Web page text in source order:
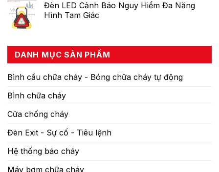
Đèn LED Cảnh Báo Nguy Hiểm Đa Năng
Hình Tam Giác
DANH MỤC SẢN PHẨM
Bình cầu chữa cháy - Bóng chữa cháy tự động
Bình chữa cháy
Cửa chống cháy
Đèn Exit - Sự cố - Tiêu lệnh
Hệ thống báo cháy
Máy bơm chữa cháy